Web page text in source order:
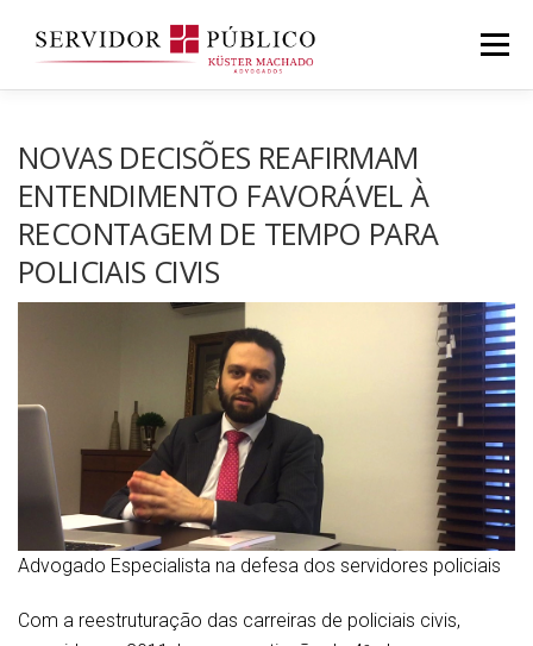
para
Menu
NOVAS DECISÕES REAFIRMAM
ENTENDIMENTO FAVORÁVEL À
RECONTAGEM DE TEMPO PARA
POLICIAIS CIVIS
Advogado Especialista na defesa dos servidores policiais
Com a reestruturação das carreiras de policiais civis,